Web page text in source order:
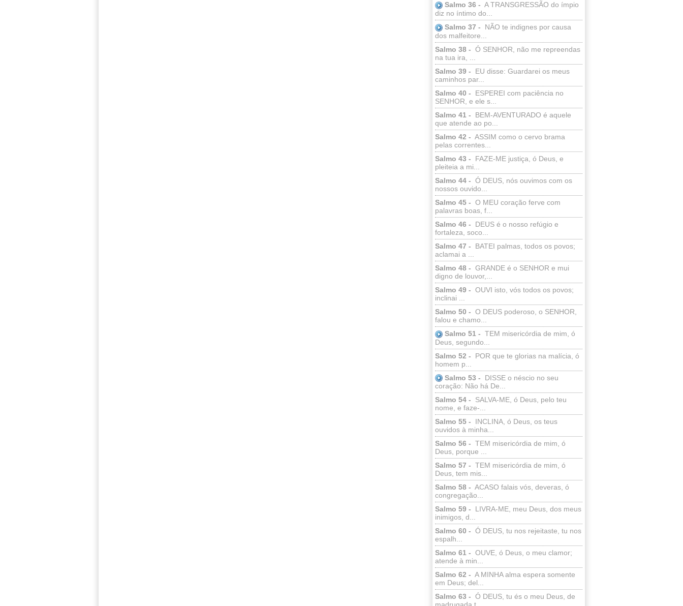
Salmo 36 - A TRANSGRESSÃO do ímpio
diz no íntimo do...
Salmo 37 -
NÃO te indignes por causa
dos malfeitore...
Salmo 38 - Ó SENHOR, não me repreendas
na tua ira, ...
Salmo 39 -
EU disse: Guardarei os meus
caminhos par...
Salmo 40 -
ESPEREI com paciência no
SENHOR, e ele s...
Salmo 41 -
BEM-AVENTURADO é aquele
que atende ao po...
Salmo 42 - ASSIM como o cervo brama
pelas correntes...
Salmo 43 -
FAZE-ME justiça, ó Deus, e
pleiteia a mi...
Salmo 44 - Ó DEUS, nós ouvimos com os
nossos ouvido...
Salmo 45 - O MEU coração ferve com
palavras boas, f...
Salmo 46 -
DEUS é o nosso refúgio e
fortaleza, soco...
Salmo 47 -
BATEI palmas, todos os povos;
aclamai a ...
Salmo 48 - GRANDE é o SENHOR e mui
digno de louvor,...
Salmo 49 - OUVI isto, vós todos os povos;
inclinai ...
Salmo 50 - O DEUS poderoso, o SENHOR,
falou e chamo...
Salmo 51 - TEM misericórdia de mim, ó
Deus, segundo...
Salmo 52 -
POR que te glorias na malícia, ó
homem p...
Salmo 53 -
DISSE o néscio no seu
coração: Não há De...
Salmo 54 -
SALVA-ME, ó Deus, pelo teu
nome, e faze-...
Salmo 55 -
INCLINA, ó Deus, os teus
ouvidos à minha...
Salmo 56 - TEM misericórdia de mim, ó
Deus, porque ...
Salmo 57 - TEM misericórdia de mim, ó
Deus, tem mis...
Salmo 58 - ACASO falais vós, deveras, ó
congregação...
Salmo 59 -
LIVRA-ME, meu Deus, dos meus
inimigos, d...
Salmo 60 - Ó DEUS, tu nos rejeitaste, tu nos
espalh...
Salmo 61 - OUVE, ó Deus, o meu clamor;
atende à min...
Salmo 62 - A MINHA alma espera somente
em Deus; del...
Salmo 63 - Ó DEUS, tu és o meu Deus, de